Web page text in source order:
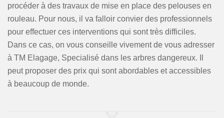
procéder à des travaux de mise en place des pelouses en
rouleau. Pour nous, il va falloir convier des professionnels
pour effectuer ces interventions qui sont très difficiles.
Dans ce cas, on vous conseille vivement de vous adresser
à TM Elagage, Specialisé dans les arbres dangereux. Il
peut proposer des prix qui sont abordables et accessibles
à beaucoup de monde.